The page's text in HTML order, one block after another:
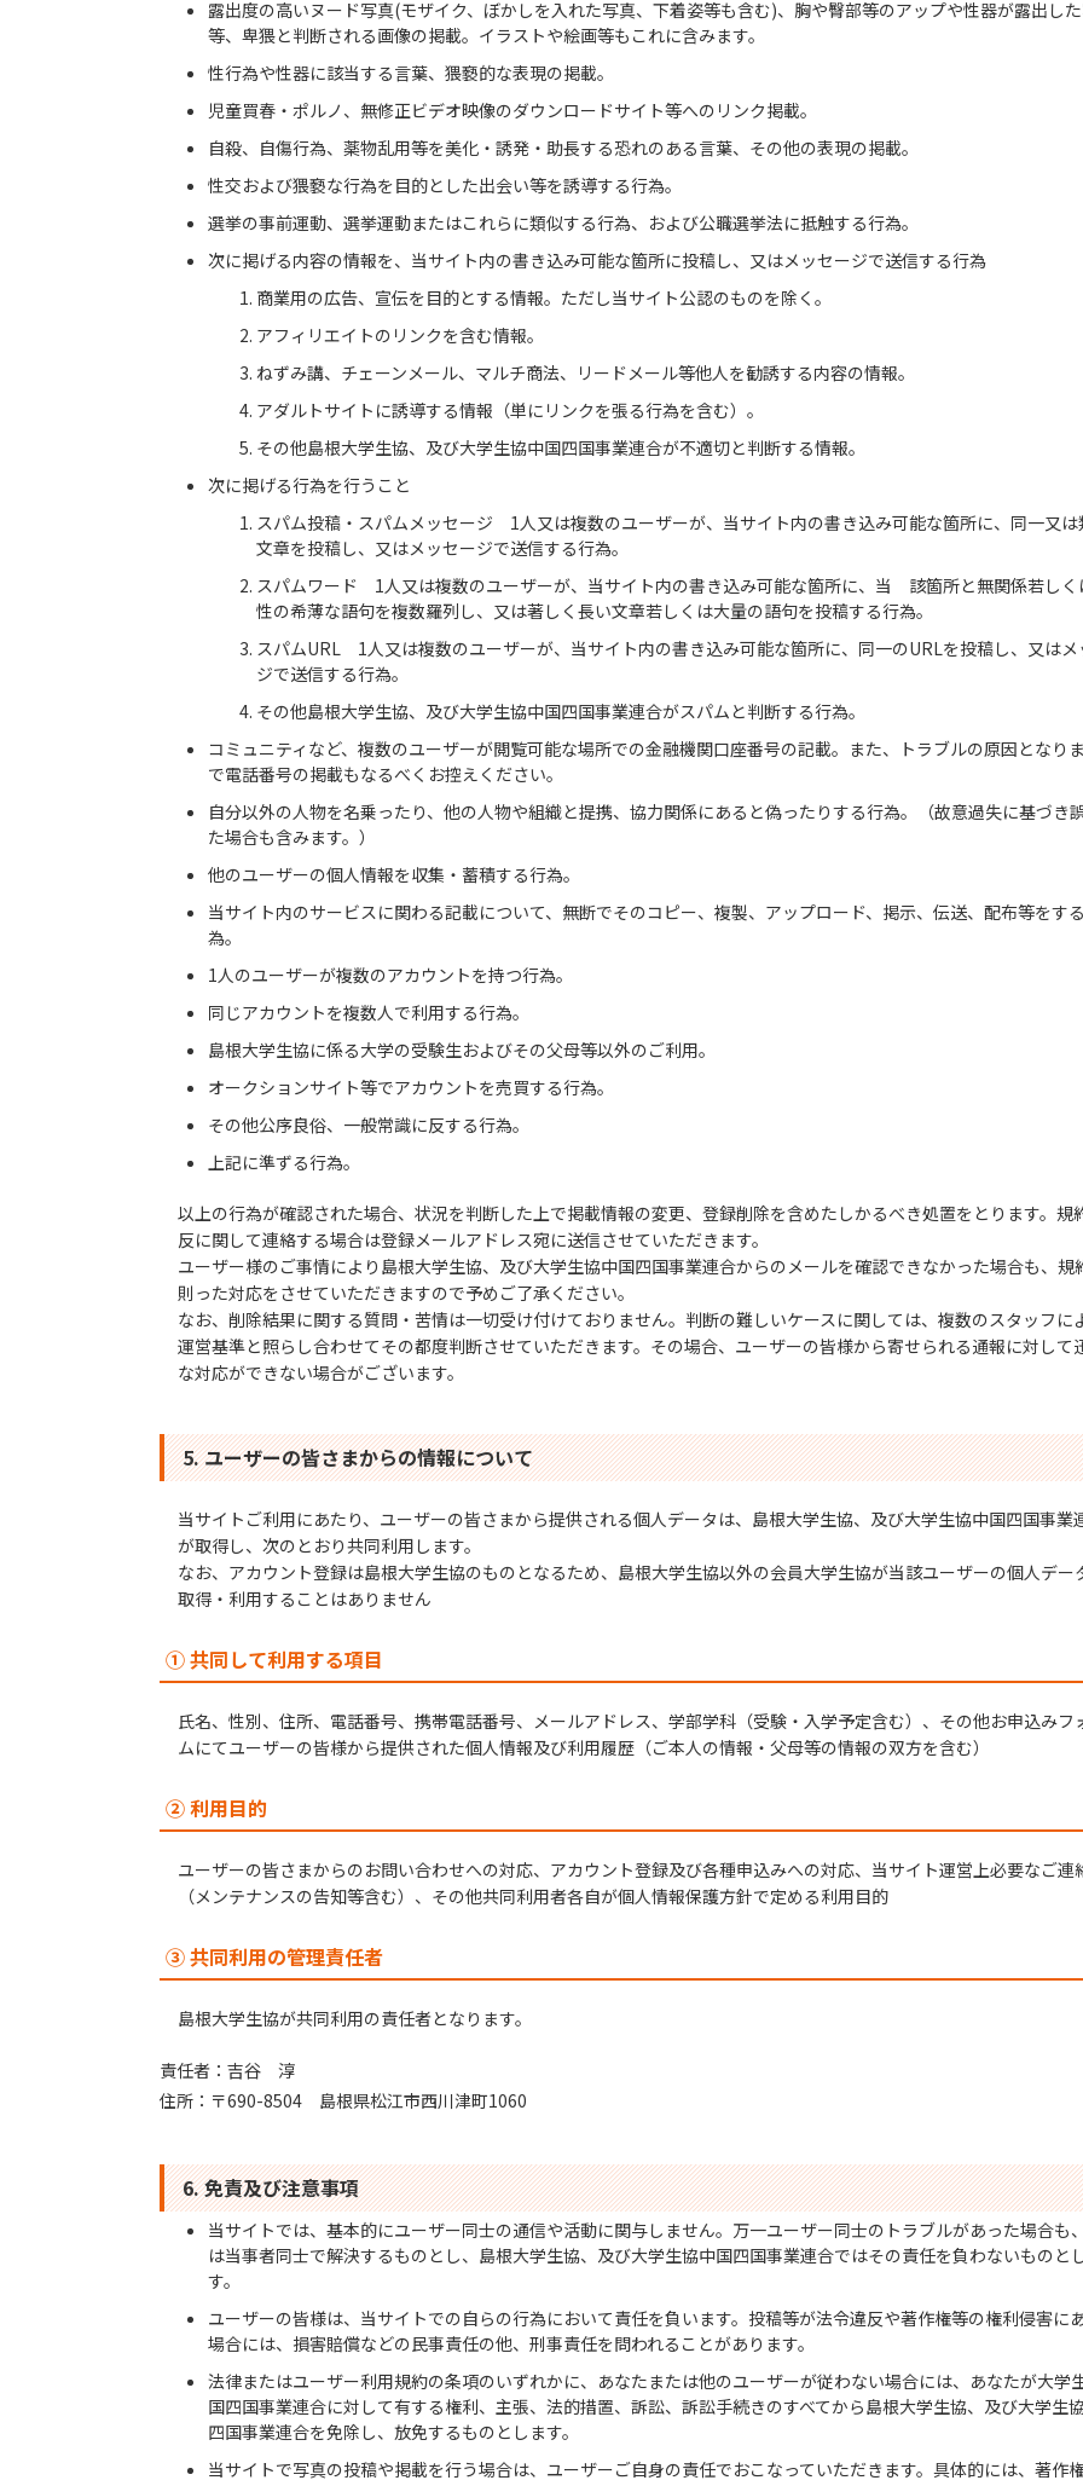
露出度の高いヌード写真(モザイク、ぼかしを入れた写真、下着姿等も含む)、胸や臀部等のアップや性器が露出し
等、卑猥と判断される画像の掲載。イラストや絵画等もこれに含みます。
性行為や性器に該当する言葉、猥褻的な表現の掲載。
児童買春・ポルノ、無修正ビデオ映像のダウンロードサイト等へのリンク掲載。
自殺、自傷行為、薬物乱用等を美化・誘発・助長する恐れのある言葉、その他の表現の掲載。
性交および猥褻な行為を目的とした出会い等を誘導する行為。
選挙の事前運動、選挙運動またはこれらに類似する行為、および公職選挙法に抵触する行為。
次に掲げる内容の情報を、当サイト内の書き込み可能な箇所に投稿し、又はメッセージで送信する行為
商業用の広告、宣伝を目的とする情報。ただし当サイト公認のものを除く。
アフィリエイトのリンクを含む情報。
ねずみ講、チェーンメール、マルチ商法、リードメール等他人を勧誘する内容の情報。
アダルトサイトに誘導する情報（単にリンクを張る行為を含む）。
その他島根大学生協、及び大学生協中国四国事業連合が不適切と判断する情報。
次に掲げる行為を行うこと
スパム投稿・スパムメッセージ 1人又は複数のユーザーが、当サイト内の書き込み可能な箇所に、同一又は
文章を投稿し、又はメッセージで送信する行為。
スパムワード 1人又は複数のユーザーが、当サイト内の書き込み可能な箇所に、当 該箇所と無関係若しく
性の希薄な語句を複数羅列し、又は著しく長い文章若しくは大量の語句を投稿する行為。
スパムURL 1人又は複数のユーザーが、当サイト内の書き込み可能な箇所に、同一のURLを投稿し、又はメ
ジで送信する行為。
その他島根大学生協、及び大学生協中国四国事業連合がスパムと判断する行為。
コミュニティなど、複数のユーザーが閲覧可能な場所での金融機関口座番号の記載。また、トラブルの原因となり
で電話番号の掲載もなるべくお控えください。
自分以外の人物を名乗ったり、他の人物や組織と提携、協力関係にあると偽ったりする行為。（故意過失に基づき
た場合も含みます。）
他のユーザーの個人情報を収集・蓄積する行為。
当サイト内のサービスに関わる記載について、無断でそのコピー、複製、アップロード、掲示、伝送、配布等をす
為。
1人のユーザーが複数のアカウントを持つ行為。
同じアカウントを複数人で利用する行為。
島根大学生協に係る大学の受験生およびその父母等以外のご利用。
オークションサイト等でアカウントを売買する行為。
その他公序良俗、一般常識に反する行為。
上記に準ずる行為。
以上の行為が確認された場合、状況を判断した上で掲載情報の変更、登録削除を含めたしかるべき処置をとります。規
反に関して連絡する場合は登録メールアドレス宛に送信させていただきます。
ユーザー様のご事情により島根大学生協、及び大学生協中国四国事業連合からのメールを確認できなかった場合も、規
則った対応をさせていただきますので予めご了承ください。
なお、削除結果に関する質問・苦情は一切受け付けておりません。判断の難しいケースに関しては、複数のスタッフに
運営基準と照らし合わせてその都度判断させていただきます。その場合、ユーザーの皆様から寄せられる通報に対して
な対応ができない場合がございます。
5. ユーザーの皆さまからの情報について
当サイトご利用にあたり、ユーザーの皆さまから提供される個人データは、島根大学生協、及び大学生協中国四国事業
が取得し、次のとおり共同利用します。
なお、アカウント登録は島根大学生協のものとなるため、島根大学生協以外の会員大学生協が当該ユーザーの個人デー
取得・利用することはありません
① 共同して利用する項目
氏名、性別、住所、電話番号、携帯電話番号、メールアドレス、学部学科（受験・入学予定含む）、その他お申込みフ
ムにてユーザーの皆様から提供された個人情報及び利用履歴（ご本人の情報・父母等の情報の双方を含む）
② 利用目的
ユーザーの皆さまからのお問い合わせへの対応、アカウント登録及び各種申込みへの対応、当サイト運営上必要なご連
（メンテナンスの告知等含む）、その他共同利用者各自が個人情報保護方針で定める利用目的
③ 共同利用の管理責任者
島根大学生協が共同利用の責任者となります。
責任者：吉谷 淳
住所：〒690-8504 島根県松江市西川津町1060
6. 免責及び注意事項
当サイトでは、基本的にユーザー同士の通信や活動に関与しません。万一ユーザー同士のトラブルがあった場合も
は当事者同士で解決するものとし、島根大学生協、及び大学生協中国四国事業連合ではその責任を負わないものと
す。
ユーザーの皆様は、当サイトでの自らの行為において責任を負います。投稿等が法令違反や著作権等の権利侵害に
場合には、損害賠償などの民事責任の他、刑事責任を問われることがあります。
法律またはユーザー利用規約の条項のいずれかに、あなたまたは他のユーザーが従わない場合には、あなたが大学
国四国事業連合に対して有する権利、主張、法的措置、訴訟、訴訟手続きのすべてから島根大学生協、及び大学生
四国事業連合を免除し、放免するものとします。
当サイトで写真の投稿や掲載を行う場合は、ユーザーご自身の責任でおこなっていただきます。具体的には、著作